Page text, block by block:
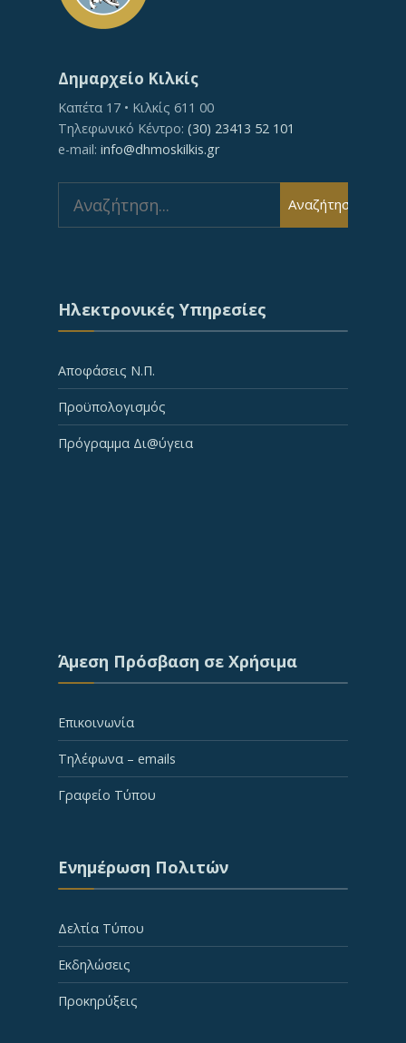
Δημαρχείο Κιλκίς
Καπέτα 17 • Κιλκίς 611 00
Τηλεφωνικό Κέντρο: (30) 23413 52 101
e-mail: info@dhmoskilkis.gr
Αναζήτηση
Ηλεκτρονικές Υπηρεσίες
Αποφάσεις Ν.Π.
Προϋπολογισμός
Πρόγραμμα Δι@ύγεια
Άμεση Πρόσβαση σε Χρήσιμα
Επικοινωνία
Τηλέφωνα – emails
Γραφείο Τύπου
Ενημέρωση Πολιτών
Δελτία Τύπου
Εκδηλώσεις
Προκηρύξεις